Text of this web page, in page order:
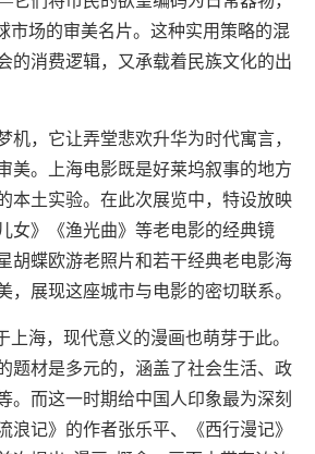
市场的审美名片。这种实用策略的混
的消费逻辑，又承载着民族文化的出
机，它让弄堂悲欢升华为时代寓言，
美。上海电影既是好莱坞叙事的地方
本土实验。在此次展览中，特设放映
女》《渔光曲》等老电影的经典镜
胡蝶欧游老照片和若干经典老电影海
，展现这座城市与电影的密切联系。
上海，现代意义的漫画也萌芽于此。
题材是多元的，涵盖了社会生活、政
。而这一时期给中国人印象最为深刻
浪记》的作者张乐平、《西行漫记》